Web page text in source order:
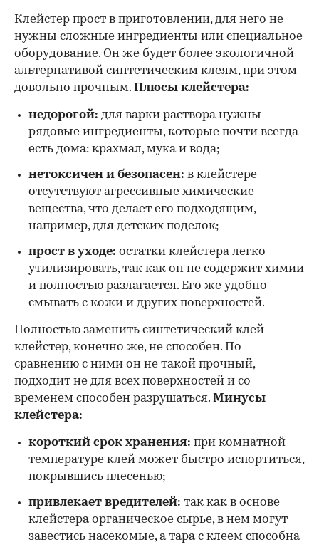
Клейстер прост в приготовлении, для него не
нужны сложные ингредиенты или специальное
оборудование. Он же будет более экологичной
альтернативой синтетическим клеям, при этом
довольно прочным. Плюсы клейстера:
недорогой: для варки раствора нужны
рядовые ингредиенты, которые почти всегда
есть дома: крахмал, мука и вода;
нетоксичен и безопасен: в клейстере
отсутствуют агрессивные химические
вещества, что делает его подходящим,
например, для детских поделок;
прост в уходе: остатки клейстера легко
утилизировать, так как он не содержит химии
и полностью разлагается. Его же удобно
смывать с кожи и других поверхностей.
Полностью заменить синтетический клей
клейстер, конечно же, не способен. По
сравнению с ними он не такой прочный,
подходит не для всех поверхностей и со
временем способен разрушаться. Минусы
клейстера:
короткий срок хранения: при комнатной
температуре клей может быстро испортиться,
покрывшись плесенью;
привлекает вредителей: так как в основе
клейстера органическое сырье, в нем могут
завестись насекомые, а тара с клеем способна